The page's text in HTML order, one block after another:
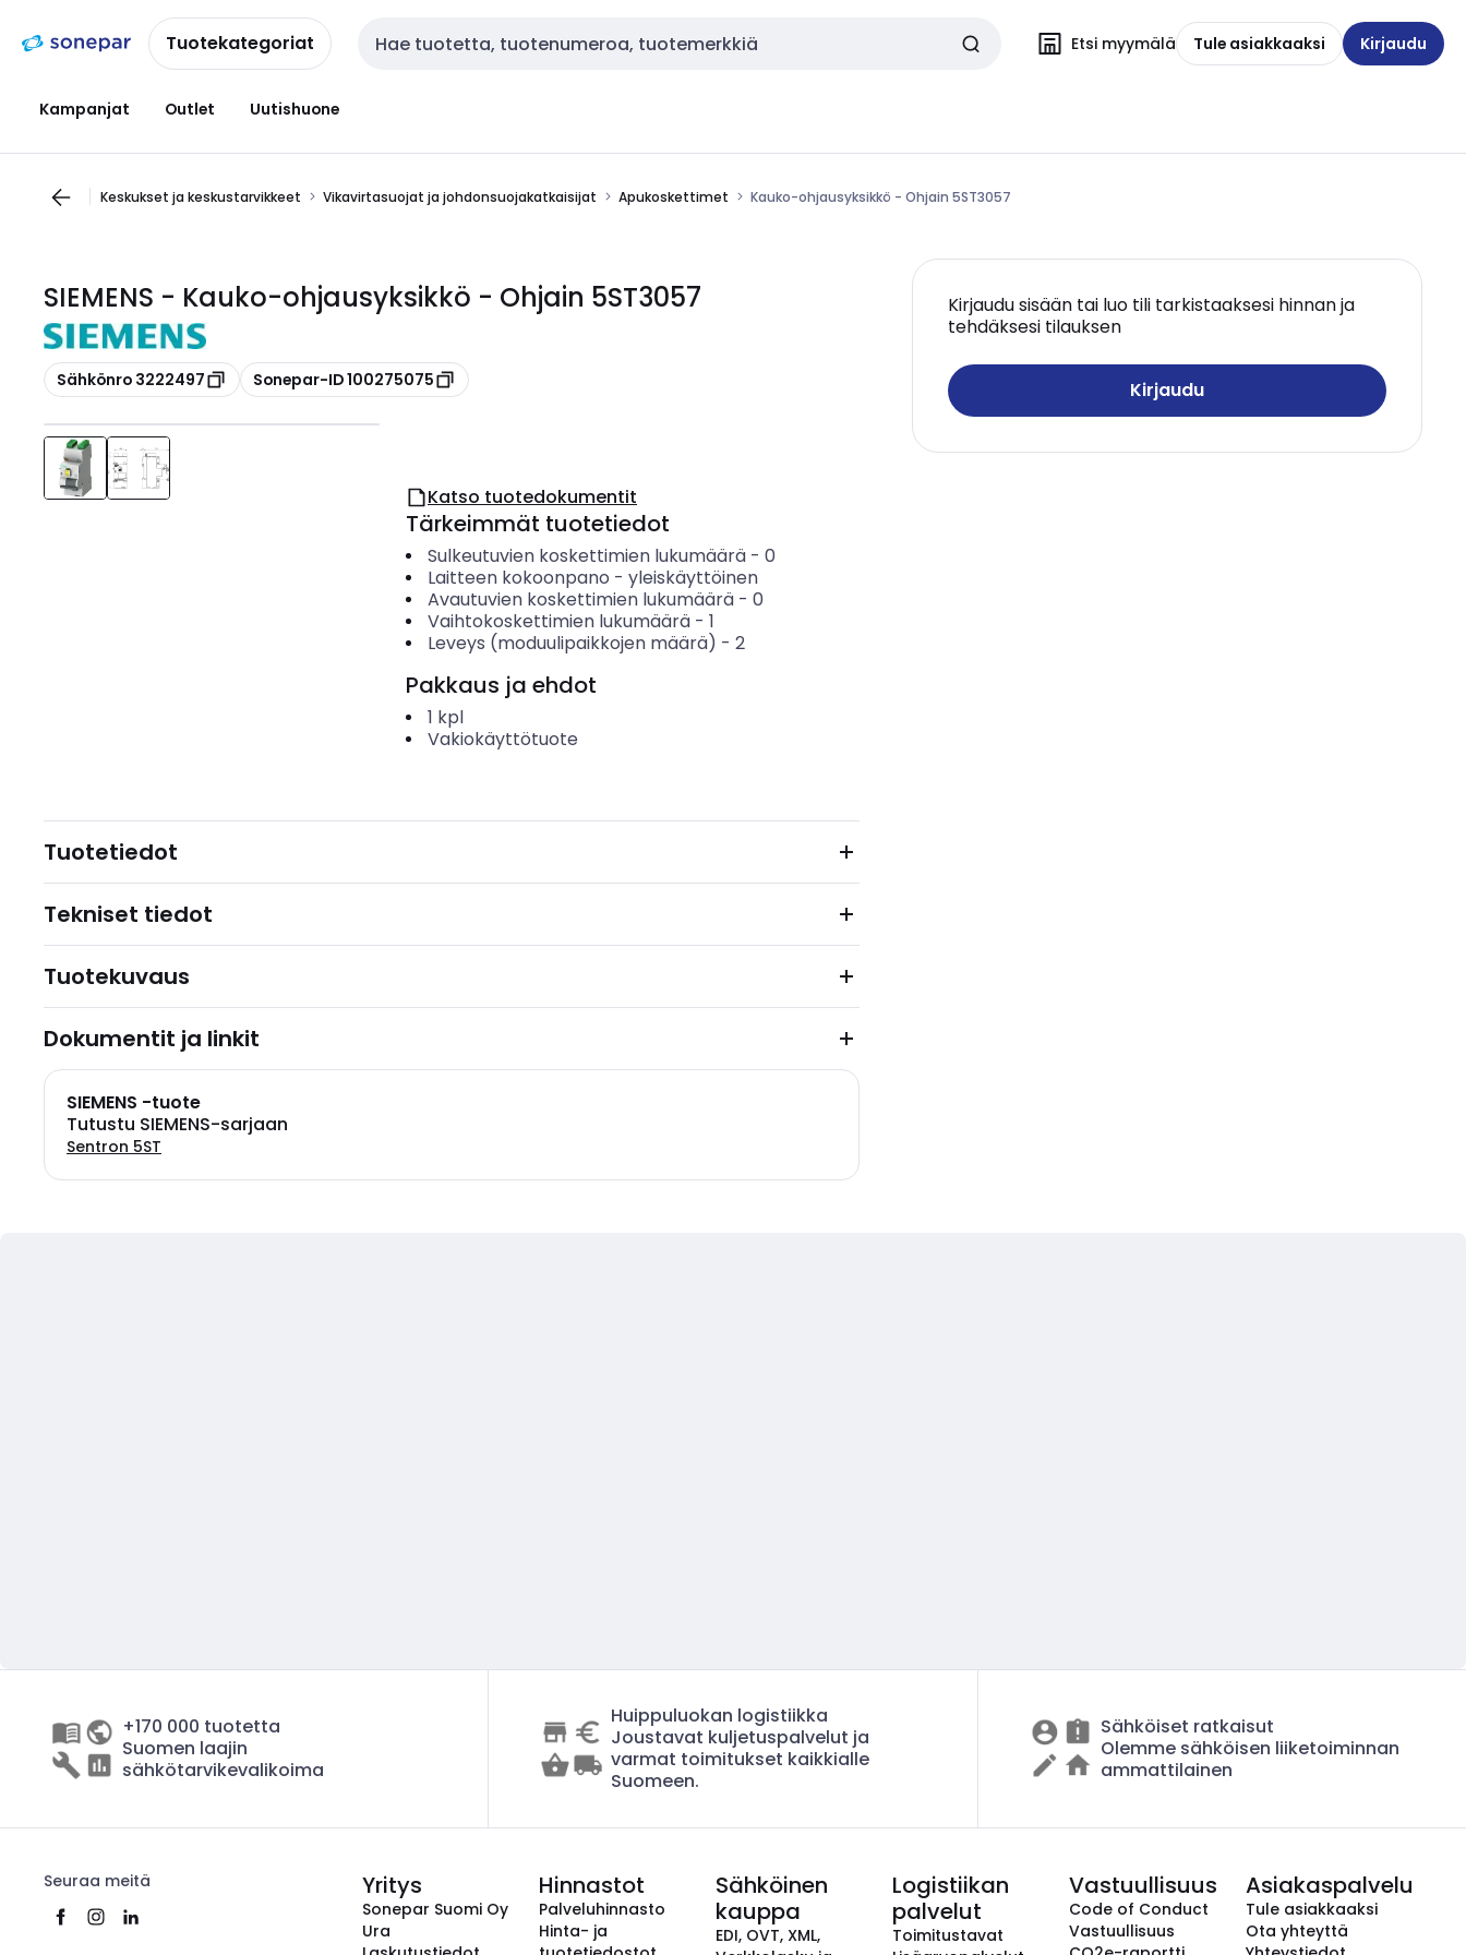
navigointiinsisältöönTuotekategoriat Haku Etsi myymälä Tule asiakkaaksi Kirjaudu
Kampanjat Outlet Uutishuone
Keskukset ja keskustarvikkeet Vikavirtasuojat ja johdonsuojakatkaisijat Apukoskettimet Kauko-ohjausyksikkö - Ohjain 5ST3057
SIEMENS - Kauko-ohjausyksikkö - Ohjain 5ST3057
Kopioi
Sähkönro 3222497 Kopioi
Sonepar-ID 100275075
Kirjaudu sisään tai luo tili tarkistaaksesi hinnan ja
tehdäksesi tilauksen
Kirjaudu
Katso tuotedokumentit
Tärkeimmät tuotetiedot
Sulkeutuvien koskettimien lukumäärä- 0
Laitteen kokoonpano - yleiskäyttöinen
Avautuvien koskettimien lukumäärä- 0
Vaihtokoskettimien lukumäärä- 1
Leveys (moduulipaikkojen määrä) - 2
Pakkaus ja ehdot
1 kpl
Vakiokäyttötuote
Tuotetiedot
Tekniset tiedot
Tuotekuvaus
Dokumentit ja linkit
SIEMENS -tuote
Tutustu SIEMENS-sarjaan
Sentron 5ST
+170 000 tuotetta
Suomen laajin
sähkötarvikevalikoima
Huippuluokan logistiikka
Joustavat kuljetuspalvelut ja
varmat toimitukset kaikkialle
Suomeen.
Sähköiset ratkaisut
Olemme sähköisen liiketoiminnan
ammattilainen
Seuraa meitä Yritys
Sonepar Suomi Oy
Ura
Hinnastot
Palveluhinnasto
Hinta- ja
Sähköinen
kauppa
EDI, OVT, XML,
Logistiikan
palvelut
Toimitustavat
Vastuullisuus
Code of Conduct
Vastuullisuus
Asiakaspalvelu
Tule asiakkaaksi
Ota yhteyttä